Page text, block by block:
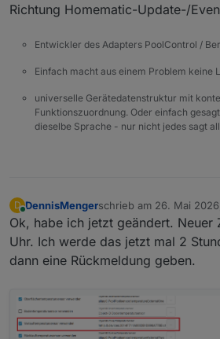
Richtung Homematic-Update-/
Entwickler des Adapters PoolControl /
Einfach macht aus einem Problem keine
universelle Gerätedatenstruktur mit
Funktionszuordnung. Oder einfach
dieselbe Sprache - nur nicht jedes sagt
D
Online
DennisMengerschrieb am 26. Mai
zuletzt editiert von
Ok, habe ich jetzt geändert. Neuer
Uhr. Ich werde das jetzt mal 2
dann eine Rückmeldung geben.